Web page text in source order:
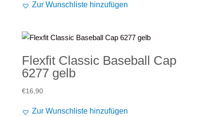
Zur Wunschliste hinzufügen
Flexfit Classic Baseball Cap
6277 gelb
€16,90
Zur Wunschliste hinzufügen